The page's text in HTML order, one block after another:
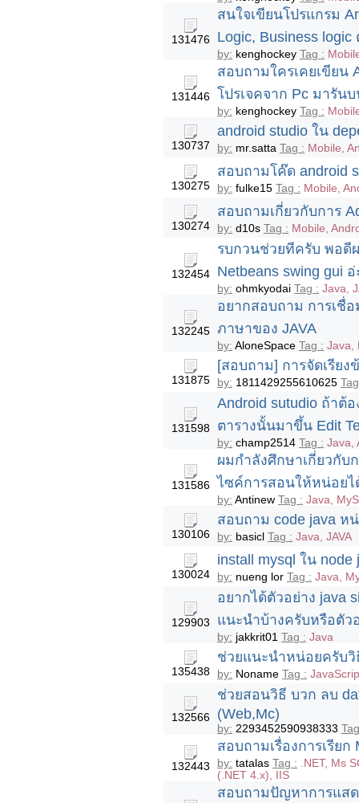
131476
สนใจเขียนโปรแกรม
Logic, Business logic
by: kenghockey Tag :
131446
สอบถามใครเคยเขียน
โปรเจคจาก Pc มารัน
by: kenghockey Tag :
130737
android studio ใน
by: mr.satta Tag : Mobile,
130275
สอบถามโค๊ด android
by: fulke15 Tag : Mobile,
130274
สอบถามเกี่ยวกับการ
by: d10s Tag : Mobile,
132454
รบกวนช่วยทีครับ พอดี
Netbeans swing gui
by: ohmkyodai Tag : Java,
132245
อยากสอบถาม การเชื่
ภาษาของ JAVA
by: AloneSpace Tag : Java,
131875
[สอบถาม] การจัดเรีย
by: 1811429255610625
131598
Android sutudio ถ้าต้
ตารางนั้นมาขึ้น Edit
by: champ2514 Tag : Java,
131586
ผมกำลังศึกษาเกี่ยวกับ
ไซค์การสอนให้หน่อย
by: Antinew Tag : Java,
130106
สอบถาม code java ห
by: basicl Tag : Java, JAVA
130024
install mysql ใน
by: nueng lor Tag : Java,
129903
อยากได้ตัวอย่าง java
แนะนำบ้างครับหรือตัว
by: jakkrit01 Tag : Java
135438
ช่วยแนะนำหน่อยครับวิ
by: Noname Tag :
132566
ช่วยสอนวิธี บวก ลบ
(Web,Mc)
by: 2293452590938333
132443
สอบถามเรื่องการเรีย
by: tatalas Tag : .NET, Ms
(.NET 4.x), IIS
สอบถามปัญหาการแสด